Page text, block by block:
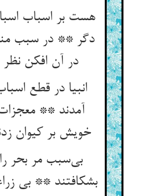
هست بر اسباب
دگر ** در سبب
در آن افکن نظر
انبیا در قطع
آمدند **
خویش بر کیوان
بی‌سبب مر بحر را
بشکافتند ** بی